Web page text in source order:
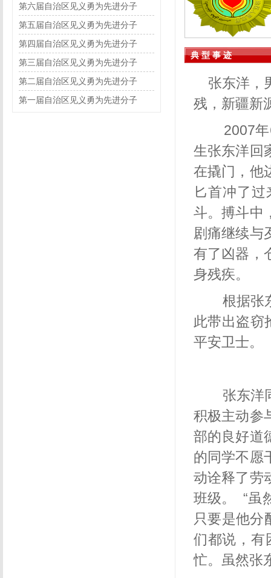
第六届自治区见义勇为先进分子
第五届自治区见义勇为先进分子
第四届自治区见义勇为先进分子
第三届自治区见义勇为先进分子
第二届自治区见义勇为先进分子
第一届自治区见义勇为先进分子
典 型 事 迹
张东洋，
残，新疆新
2007年
生张东洋回
在撬门，他
匕首冲了
斗。搏斗中
剧痛继续与
有了凶器，
身残疾。
根据张
此带出盗窃
平安卫士。
张东洋
积极主动参
部的良好道
的同学不愿
动诠释了劳
班级。
“虽
只要是他分
们都说，有
忙。虽然张